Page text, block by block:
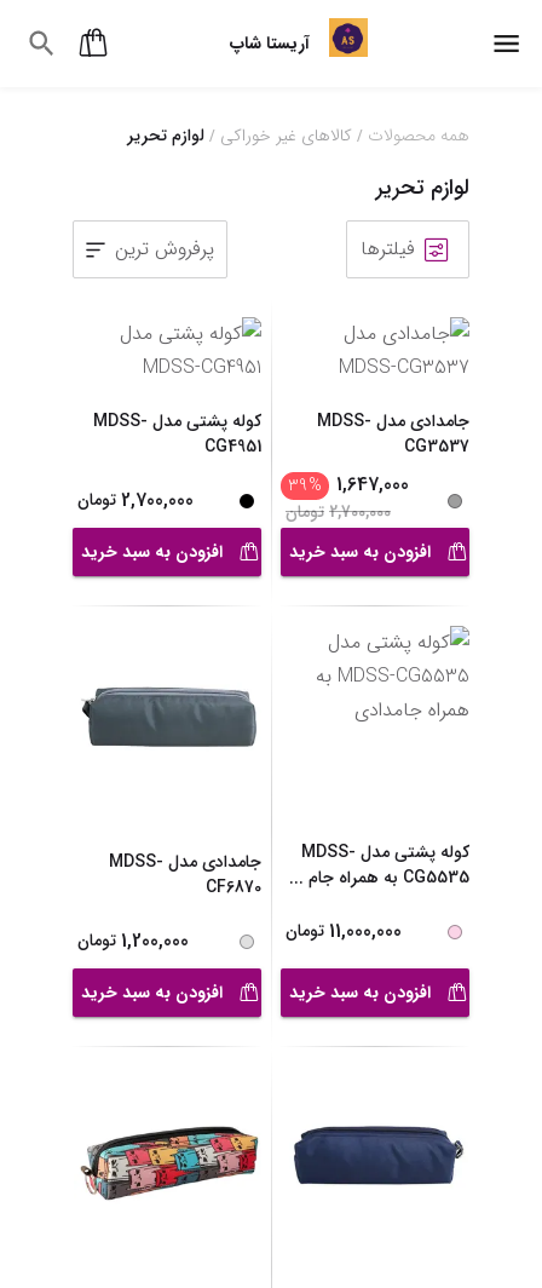
آریستا شاپ
همه محصولات / کالاهای غیر خوراکی / لوازم تحریر
لوازم تحریر
فیلترها پرفروش ترین
جامدادی مدل MDSS-
CG3537
1,647,000
%
39
2,700,000تومان
افزودن به سبد خرید
کوله پشتی مدل MDSS-
CG4951
2,700,000تومان
افزودن به سبد خرید
کوله پشتی مدل MDSS-
CG5535 به همراه جام
...
11,000,000 تومان
افزودن به سبد خرید
جامدادی مدل MDSS-
CF6870
1,200,000 تومان
افزودن به سبد خرید
3